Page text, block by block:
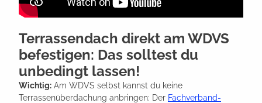
Terrassendach direkt am WDVS
befestigen: Das solltest du
unbedingt lassen!
Wichtig: Am WDVS selbst kannst du keine
Terrassenüberdachung anbringen: Der Fachverband-